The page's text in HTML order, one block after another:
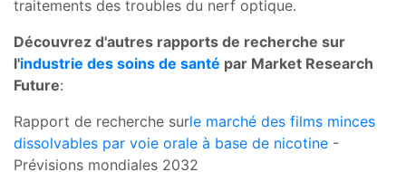
traitements des troubles du nerf optique.
Découvrez d'autres rapports de recherche sur
l'industrie des soins de santé par Market Research
Future:
Rapport de recherche surle marché des films minces
dissolvables par voie orale à base de nicotine -
Prévisions mondiales 2032